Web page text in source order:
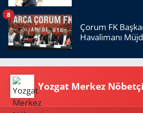
Çorum FK
Havalimanı
8
Yozgat Merkez